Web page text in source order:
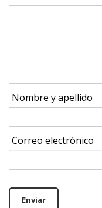
Nombre y apellido
Correo electrónico
Enviar